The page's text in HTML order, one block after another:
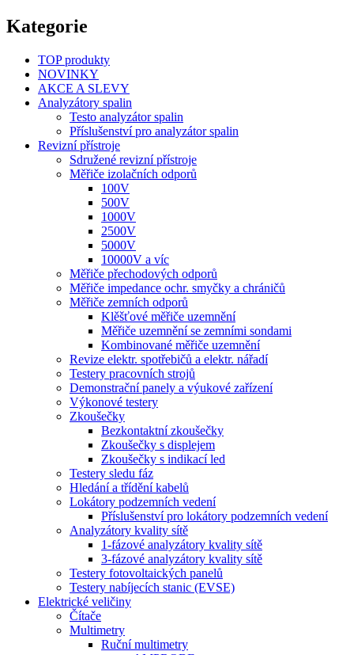
Kategorie
TOP produkty
NOVINKY
AKCE A SLEVY
Analyzátory spalin
Testo analyzátor spalin
Příslušenství pro analyzátor spalin
Revizní přístroje
Sdružené revizní přístroje
Měřiče izolačních odporů
100V
500V
1000V
2500V
5000V
10000V a víc
Měřiče přechodových odporů
Měřiče impedance ochr. smyčky a chráničů
Měřiče zemních odporů
Klěšťové měřiče uzemnění
Měřiče uzemnění se zemními sondami
Kombinované měřiče uzemnění
Revize elektr. spotřebičů a elektr. nářadí
Testery pracovních strojů
Demonstrační panely a výukové zařízení
Výkonové testery
Zkoušečky
Bezkontaktní zkoušečky
Zkoušečky s displejem
Zkoušečky s indikací led
Testery sledu fáz
Hledání a třídění kabelů
Lokátory podzemních vedení
Příslušenství pro lokátory podzemních vedení
Analyzátory kvality sítě
1-fázové analyzátory kvality sítě
3-fázové analyzátory kvality sítě
Testery fotovoltaických panelů
Testery nabíjecích stanic (EVSE)
Elektrické veličiny
Čítače
Multimetry
Ruční multimetry